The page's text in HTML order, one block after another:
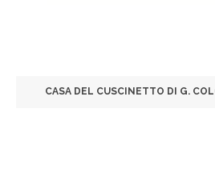
CASA DEL CUSCINETTO DI G.